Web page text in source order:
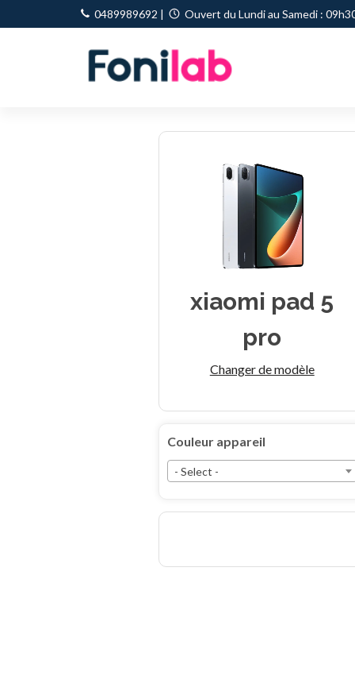
0489989692 | Ouvert du Lundi au Samedi :
xiaomi pad 5
pro
Changer de modèle
Couleur appareil
- Select -